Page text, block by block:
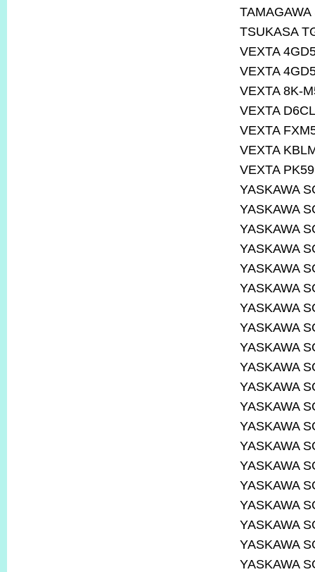
TSUKASA
VEXTA
VEXTA
VEXTA 8K-
VEXTA
VEXTA
VEXTA
VEXTA
YASKAWA
YASKAWA
YASKAWA
YASKAWA
YASKAWA
YASKAWA
YASKAWA
YASKAWA
YASKAWA
YASKAWA
YASKAWA
YASKAWA
YASKAWA
YASKAWA
YASKAWA
YASKAWA
YASKAWA
YASKAWA
YASKAWA
YASKAWA